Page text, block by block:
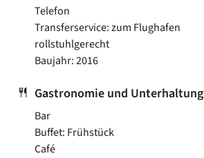
Telefon
Transferservice: zum Flughafen
rollstuhlgerecht
Baujahr: 2016
Gastronomie und Unterhaltung
Bar
Buffet: Frühstück
Café